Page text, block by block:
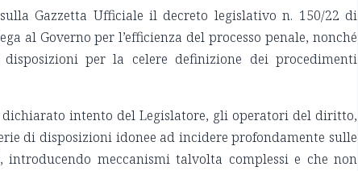
Gazzetta Ufficiale il decreto legislativo n. 150/22 di
al Governo per l’efficienza del processo penale, nonché
per la celere definizione dei procedimenti
intento del Legislatore, gli operatori del diritto,
di disposizioni idonee ad incidere profondamente sulle
meccanismi talvolta complessi e che non